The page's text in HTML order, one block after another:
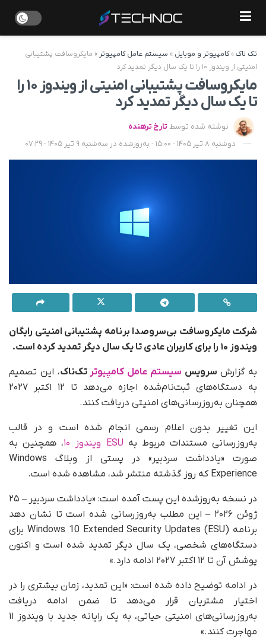
تک ناک»کامپیوتر و موبایل » سیستم عامل کامپیوتر » مایکروسافت پشتیبانی
امنیتی از ویندوز ۱۰ را تا یک سال دیگر تمدید کرد
مایکروسافت پشتیبانی امنیتی از ویندوز ۱۰ را
تا یک سال دیگر تمدید کرد
نوشته شده توسط تارخ ترهنده
دوشنبه 8 تیر 1405 - 15:00 - به‌روزشده در سه‌شنبه 9 تیر 1405 - 07:29
شرکت مایکروسافت بی‌سروصدا برنامه پشتیبانی امنیتی رایگان
ویندوز ۱۰ را برای کاربران عادی تا یک سال دیگر تمدید کرده است.
به گزارش سرویس سیستم عامل کامپیوترتک‌ناک، این تصمیم
به دستگاه‌های ثبت‌نام‌شده اجازه می‌دهد تا ۱۲ اکتبر ۲۰۲۷
همچنان به‌روزرسانی‌های امنیتی دریافت کنند.
این تغییر بدون اعلام رسمی انجام شده است و در قالب
به‌روزرسانی مستندات مربوط بهESU ویندوز ۱۰
، همچنین به‌
صورت «یادداشت سردبیر» در پستی از وبلاگ Windows
Experience که روز گذشته منتشر شد، مشاهده شده است.
در نسخه به‌روزشده این پست آمده است: «یادداشت سردبیر – ۲۵
ژوئن ۲۰۲۶ – این مطلب به‌روزرسانی شده است تا نشان دهد
برنامه Windows 10 Extended Security Updates (ESU) برای
دستگاه‌های شخصی، یک سال دیگر تمدید شده است و اکنون
پوشش آن تا ۱۲ اکتبر ۲۰۲۷ ادامه دارد.»
در ادامه توضیح داده شده است: «این تمدید، زمان بیشتری را در
اختیار مشتریان قرار می‌دهد تا ضمن ادامه دریافت
به‌روزرسانی‌های امنیتی حیاتی، به یک رایانه جدید با ویندوز ۱۱
مهاجرت کنند.»